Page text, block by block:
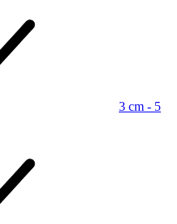
3 cm - 5